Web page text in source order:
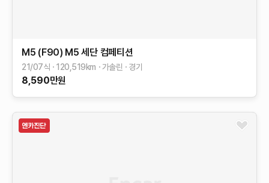
M5 (F90) M5 세단 컴페티션
21/07식 120,519km 가솔린 경기
8,590만원